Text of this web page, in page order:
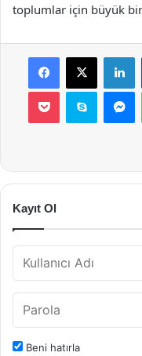
toplumlar için büyük bir
Facebook
X
Pocket Skype
Kayıt Ol
Beni hatırla